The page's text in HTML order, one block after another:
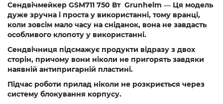
Сендвічмейкер GSM711 750 Вт Grunhelm — Ця модель
дуже зручна і проста у використанні, тому вранці,
коли зовсім мало часу на сніданок, вона не завдасть
особливого клопоту у використанні.
Сендвічниця підсмажує продукти відразу з двох
сторін, причому вони ніколи не пригорять завдяки
наявній антипригарній пластині.
Підчас роботи прилад ніколи не розкриється через
систему блокування корпусу.